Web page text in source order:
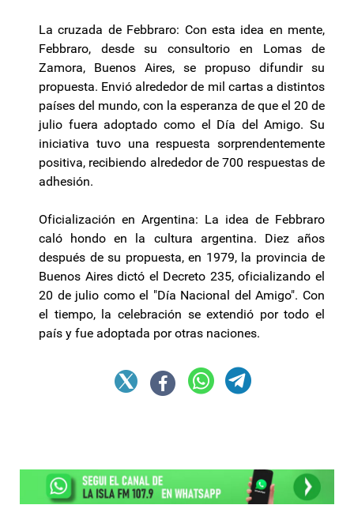
La cruzada de Febbraro: Con esta idea en mente,
Febbraro, desde su consultorio en Lomas de
Zamora, Buenos Aires, se propuso difundir su
propuesta. Envió alrededor de mil cartas a distintos
países del mundo, con la esperanza de que el 20 de
julio fuera adoptado como el Día del Amigo. Su
iniciativa tuvo una respuesta sorprendentemente
positiva, recibiendo alrededor de 700 respuestas de
adhesión.
Oficialización en Argentina: La idea de Febbraro
caló hondo en la cultura argentina. Diez años
después de su propuesta, en 1979, la provincia de
Buenos Aires dictó el Decreto 235, oficializando el
20 de julio como el "Día Nacional del Amigo". Con
el tiempo, la celebración se extendió por todo el
país y fue adoptada por otras naciones.